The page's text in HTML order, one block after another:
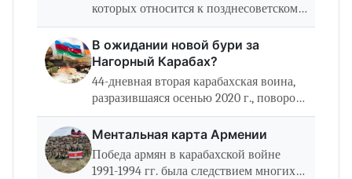
которых относится к позднесоветскому
времени, на протяжении последних 35
лет не прекращают при­влекать к себе
внимание, переживая периоды спада…
В ожидании новой бури за
Нагорный Карабах?
44-дневная вторая карабахская воина,
разразившаяся осенью 2020 г., поворот­
ный пункт не только для
участвовавших в ней Армении и
Азербайджана. Она изменила
политический и военный…
Ментальная карта Армении
Победа армян в карабахской войне
1991-1994 гг. была следствием многих